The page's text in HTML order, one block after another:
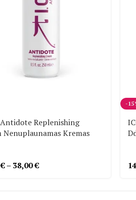
Replenishing
Nenuplaunamas Kremas
€– 38,00€
-